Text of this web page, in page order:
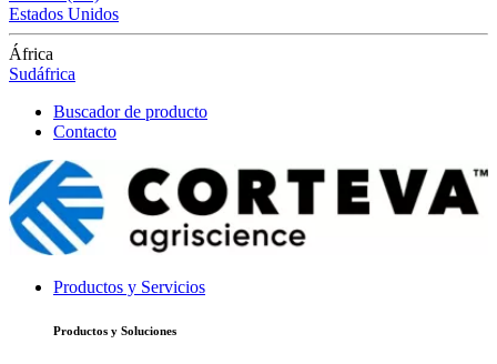
Estados Unidos
África
Sudáfrica
Buscador de producto
Contacto
Productos y Servicios
Productos y Soluciones